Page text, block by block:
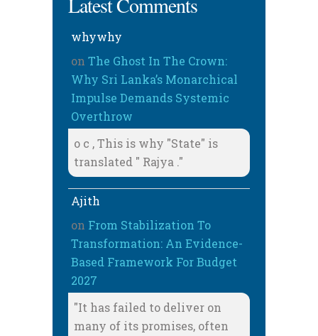
whywhy
on The Ghost In The Crown:
Why Sri Lanka’s Monarchical
Impulse Demands Systemic
Overthrow
o c , This is why "State" is
translated " Rajya ."
Ajith
on From Stabilization To
Transformation: An Evidence-
Based Framework For Budget
2027
"It has failed to deliver on
many of its promises, often